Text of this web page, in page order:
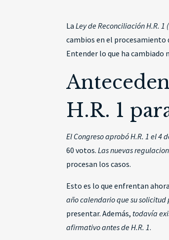
LaLey de Reconciliación H.R. 1
cambios en el procesamiento
Entender lo que ha cambiado
H.R. 1
El Congreso aprobó H.R. 1 el 4
60 votos.Las nuevas
procesan los casos.
Esto es lo que enfrentan
año calendario que su
presentar. Además, todavía
afirmativo antes de H.R. 1.